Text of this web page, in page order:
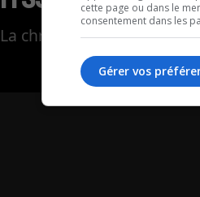
La chronique de Julie
cette page ou dans le
consentement dans les
Gérer vos